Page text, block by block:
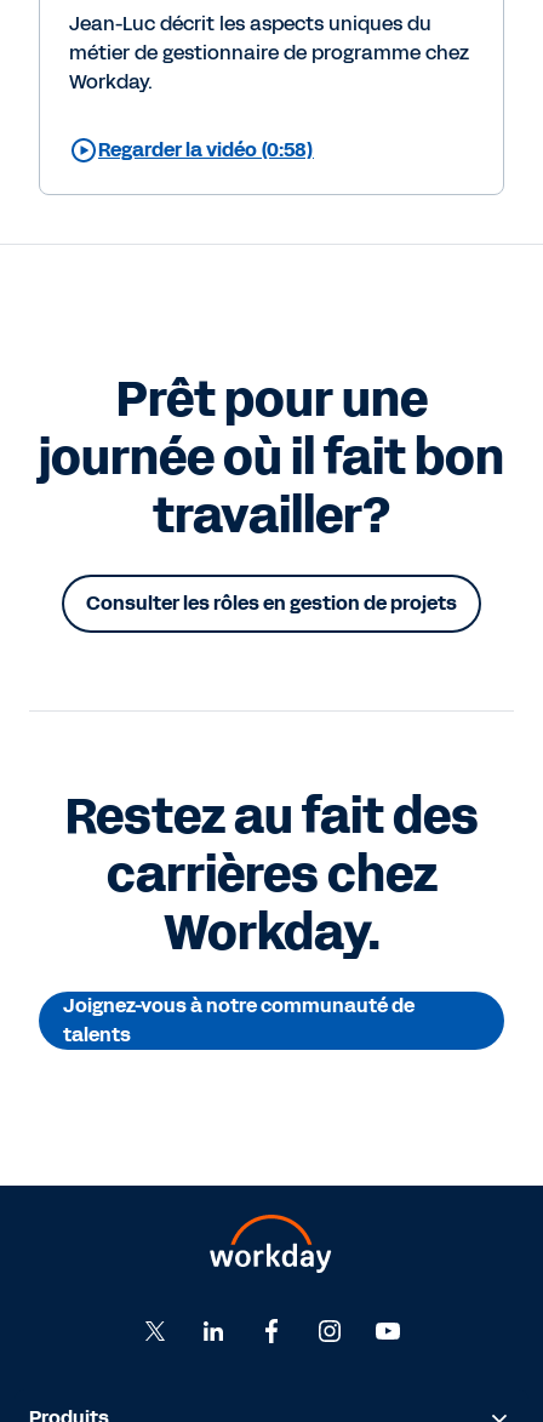
Jean-Luc décrit les aspects uniques du
métier de gestionnaire de programme chez
Workday.
Regarder la vidéo (0:58)
Prêt pour une
journée où il fait bon
travailler?
Consulter les rôles en gestion de projets
Restez au fait des
carrières chez
Workday.
Joignez-vous à notre communauté de
talents